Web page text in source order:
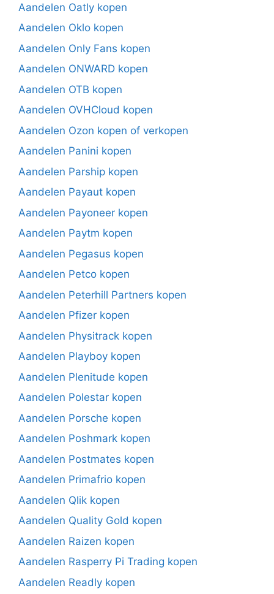
Aandelen Oatly kopen
Aandelen Oklo kopen
Aandelen Only Fans kopen
Aandelen ONWARD kopen
Aandelen OTB kopen
Aandelen OVHCloud kopen
Aandelen Ozon kopen of verkopen
Aandelen Panini kopen
Aandelen Parship kopen
Aandelen Payaut kopen
Aandelen Payoneer kopen
Aandelen Paytm kopen
Aandelen Pegasus kopen
Aandelen Petco kopen
Aandelen Peterhill Partners kopen
Aandelen Pfizer kopen
Aandelen Physitrack kopen
Aandelen Playboy kopen
Aandelen Plenitude kopen
Aandelen Polestar kopen
Aandelen Porsche kopen
Aandelen Poshmark kopen
Aandelen Postmates kopen
Aandelen Primafrio kopen
Aandelen Qlik kopen
Aandelen Quality Gold kopen
Aandelen Raizen kopen
Aandelen Rasperry Pi Trading kopen
Aandelen Readly kopen